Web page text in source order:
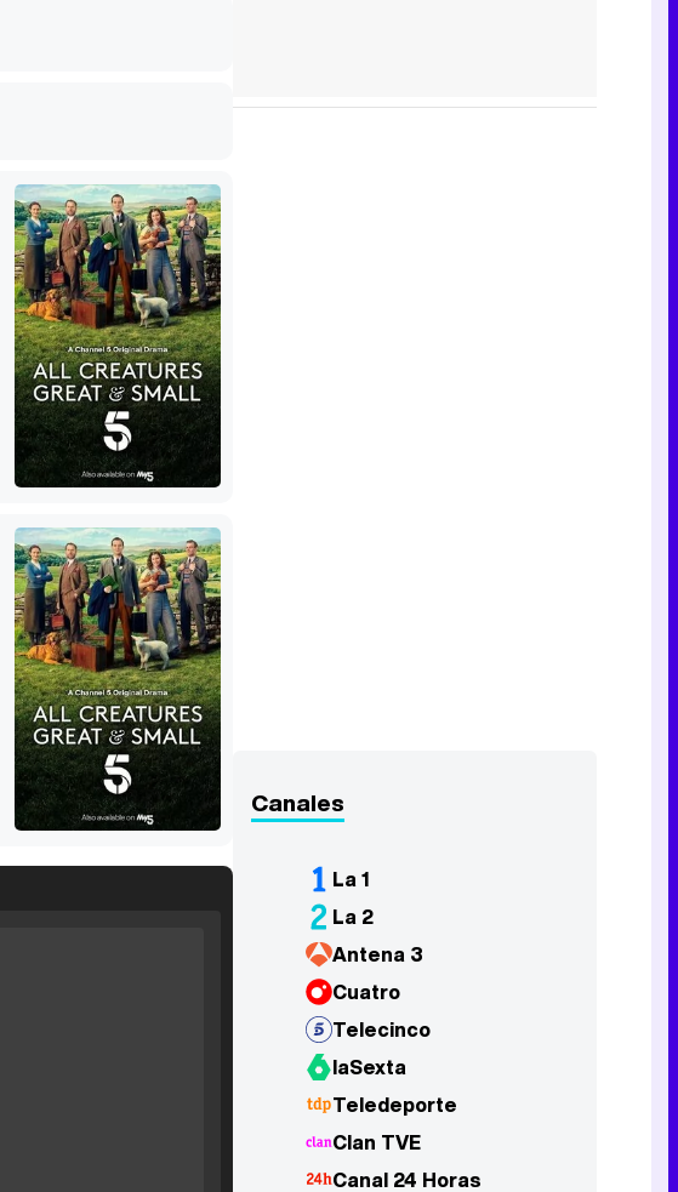
Canales
La 1
La 2
Antena 3
Cuatro
Telecinco
laSexta
Teledeporte
Clan TVE
Canal 24 Horas